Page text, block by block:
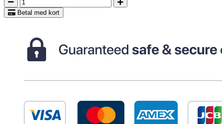
Betal med kort